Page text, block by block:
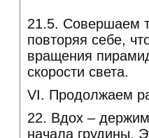
21.5. Совершаем
повторяя себе,
вращения
скорости света.
VI. Продолжаем
22. Вдох –
начала грудины.